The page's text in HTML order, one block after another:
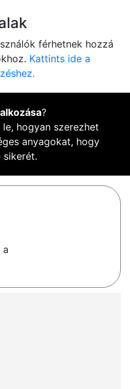
férhetnek hozzá
Kattints ide a
?
le, hogyan szerezhet
anyagokat, hogy
sikerét.
a